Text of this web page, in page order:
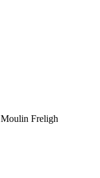
Moulin Freligh